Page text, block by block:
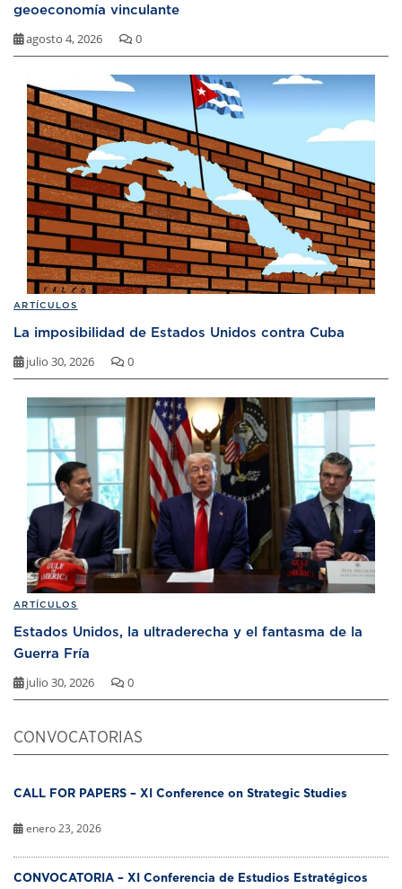
geoeconomía vinculante
agosto 4, 2026 0
ARTÍCULOS
La imposibilidad de Estados Unidos contra Cuba
julio 30, 2026 0
ARTÍCULOS
Estados Unidos, la ultraderecha y el fantasma de la
Guerra Fría
julio 30, 2026 0
CONVOCATORIAS
CALL FOR PAPERS – XI Conference on Strategic Studies
enero 23, 2026
CONVOCATORIA – XI Conferencia de Estudios Estratégicos